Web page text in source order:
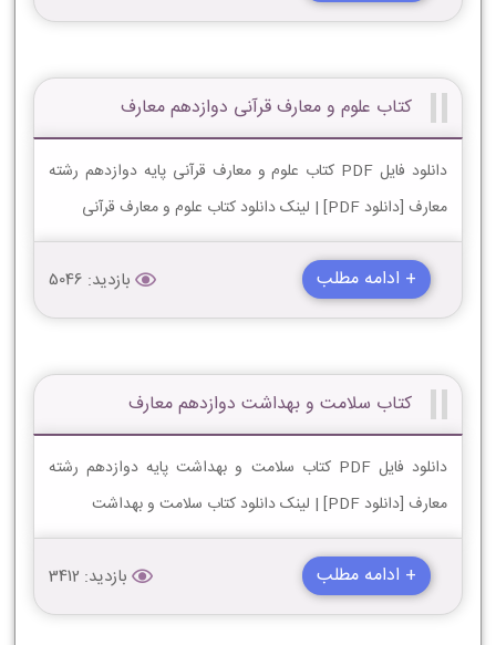
کتاب علوم و معارف قرآنی دوازدهم معارف
دانلود فایل PDF کتاب علوم و معارف قرآنی پایه دوازدهم رشته
معارف [دانلود PDF] | لینک دانلود کتاب علوم و معارف قرآنی
+ ادامه مطلب بازدید: 5046
کتاب سلامت و بهداشت دوازدهم معارف
دانلود فایل PDF کتاب سلامت و بهداشت پایه دوازدهم رشته
معارف [دانلود PDF] | لینک دانلود کتاب سلامت و بهداشت
+ ادامه مطلب بازدید: 3412